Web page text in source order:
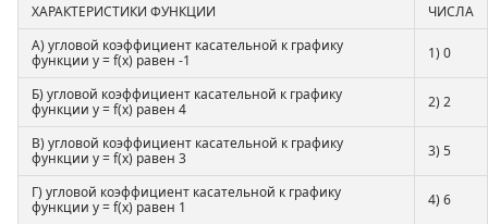
ХАРАКТЕРИСТИКИ ФУНКЦИИ
ЧИСЛА
А) угловой коэффициент касательной к графику
функции у = f(x) равен -1
1) 0
Б) угловой коэффициент касательной к графику
функции у = f(x) равен 4
2) 2
В) угловой коэффициент касательной к графику
функции у = f(x) равен 3
3) 5
Г) угловой коэффициент касательной к графику
функции у = f(x) равен 1
4) 6